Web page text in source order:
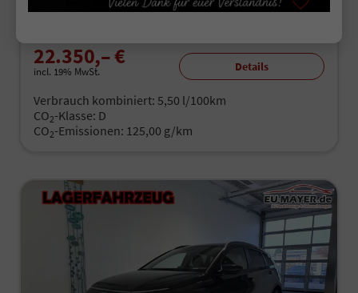
Leistung 73 kW (100 PS) Kilometerstand10 km
22.350,– €
incl. 19% MwSt. Details
Verbrauch kombiniert: 5,50 l/100km
CO2-Klasse: D
CO2-Emissionen: 125,00 g/km